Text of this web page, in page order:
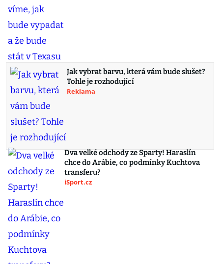
Jak vybrat barvu, která vám bude slušet?
Tohle je rozhodující
Reklama
Dva velké odchody ze Sparty! Haraslín
chce do Arábie, co podmínky Kuchtova
transferu?
iSport.cz